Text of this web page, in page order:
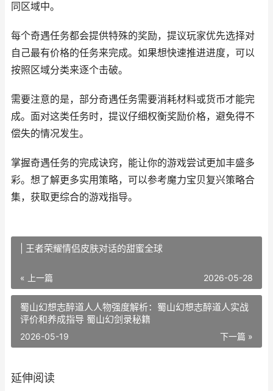
同区域中。
每个奇遇任务都会提供特殊的奖励，提议玩家优先选择对
自己最有价格的任务来完成。如果想快速推进进度，可以
按照区域分类来逐个击破。
需要注意的是，部分奇遇任务需要消耗材料或货币才能完
成。面对这类任务时，提议仔细权衡奖励价格，避免得不
偿失的情况发生。
掌握奇遇任务的完成诀窍，能让你的游戏尝试更加丰盛多
彩。想了解更多实用策略，可以参考魔力宝贝复兴策略合
集，获取更综合的游戏指导。
| 王者荣耀情侣皮肤对话的甜蜜全球
« 上一篇 2026-05-28
蜀山幻想志醉道人人物强度解析：蜀山幻想志醉道人实战
评价和养成指导 蜀山幻剑录秘籍
下一篇 »
2026-05-19
延伸阅读